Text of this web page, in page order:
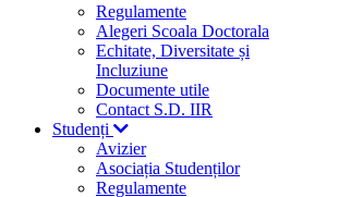
Regulamente
Alegeri Scoala Doctorala
Echitate, Diversitate și
Incluziune
Documente utile
Contact S.D. IIR
Studenți
Avizier
Asociația Studenților
Regulamente